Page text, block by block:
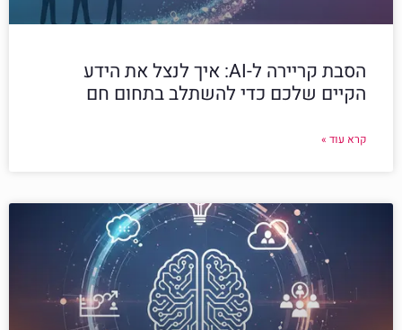
הסבת קריירה ל-AI: איך לנצל את הידע
הקיים שלכם כדי להשתלב בתחום חם
קרא עוד »